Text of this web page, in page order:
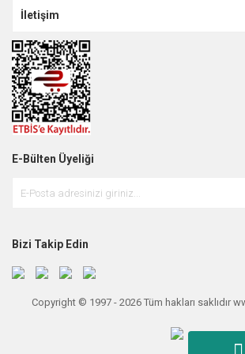
İletişim
E-Bülten Üyeliği
Bizi Takip Edin
Copyright © 1997 - 2026 Tüm hakları saklıdır